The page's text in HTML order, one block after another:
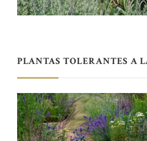
PLANTAS TOLERANTES A